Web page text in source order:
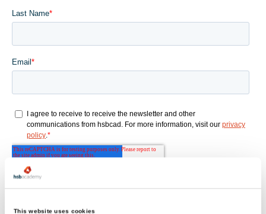
This website uses cookies